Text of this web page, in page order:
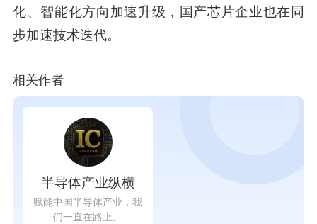
化、智能化方向加速升级，国产芯片企业也在同
步加速技术迭代。
相关作者
半导体产业纵横
赋能中国半导体产业，我
们一直在路上。